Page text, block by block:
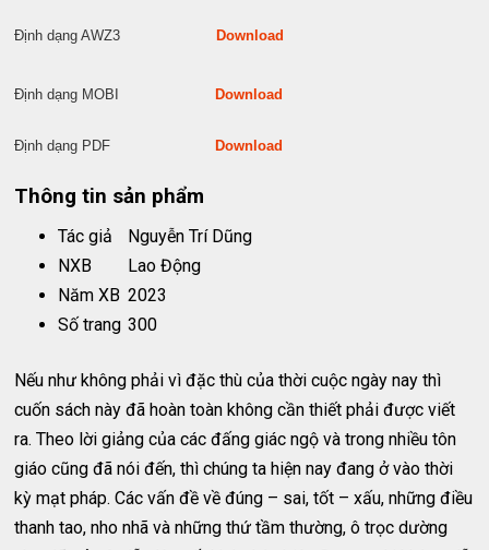
Định dạng AWZ3 Download
Định dạng MOBI Download
Định dạng PDF Download
Thông tin sản phẩm
Tác giả
Nguyễn Trí Dũng
NXB
Lao Động
Năm XB 2023
Số trang 300
Nếu như không phải vì đặc thù của thời cuộc ngày nay thì
cuốn sách này đã hoàn toàn không cần thiết phải được viết
ra. Theo lời giảng của các đấng giác ngộ và trong nhiều tôn
giáo cũng đã nói đến, thì chúng ta hiện nay đang ở vào thời
kỳ mạt pháp. Các vấn đề về đúng – sai, tốt – xấu, những điều
thanh tao, nho nhã và những thứ tầm thường, ô trọc dường